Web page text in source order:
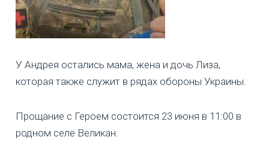
У Андрея остались мама, жена и дочь Лиза,
которая также служит в рядах обороны Украины.
Прощание с Героем состоится 23 июня в 11:00 в
родном селе Великан.